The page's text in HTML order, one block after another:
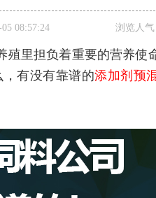
08:57:24 浏览人气
里担负着重要的营养使
有没有靠谱的添加剂预